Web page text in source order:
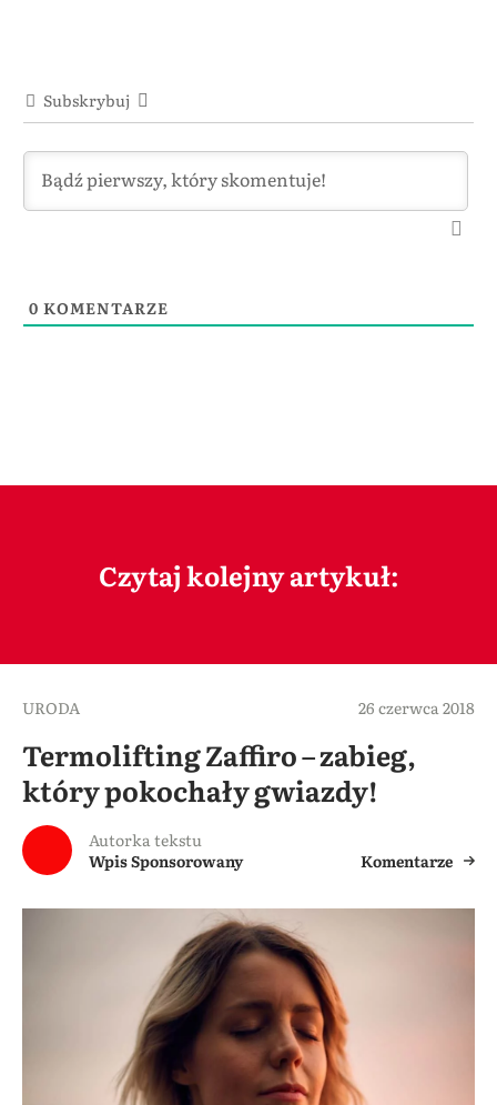
Subskrybuj
0 KOMENTARZE
Czytaj kolejny artykuł:
URODA 26 czerwca 2018
Termolifting Zaffiro – zabieg,
który pokochały gwiazdy!
Autorka tekstu
Wpis Sponsorowany
Komentarze